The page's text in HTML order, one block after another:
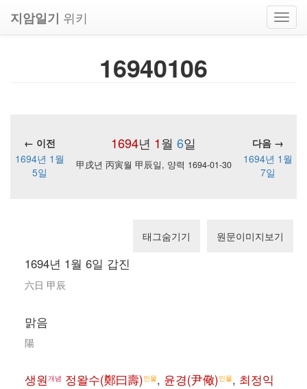
지암일기 위키
16940106
1694년 1월 6일
← 이전
다음 →
1694년 1월
5일
甲戌년 丙寅월 甲辰일, 양력 1694-01-30
1694년 1월
7일
태그숨기기 원문이미지보기
1694년 1월 6일 갑진
六日 甲辰
맑음
陽
생원 개념 정왈수(鄭曰壽)인물, 윤경(尹儆)인물, 최정익